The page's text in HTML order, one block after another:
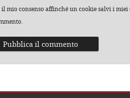
il mio consenso affinché un cookie salvi i